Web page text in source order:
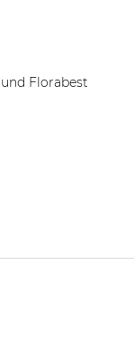
Florabest